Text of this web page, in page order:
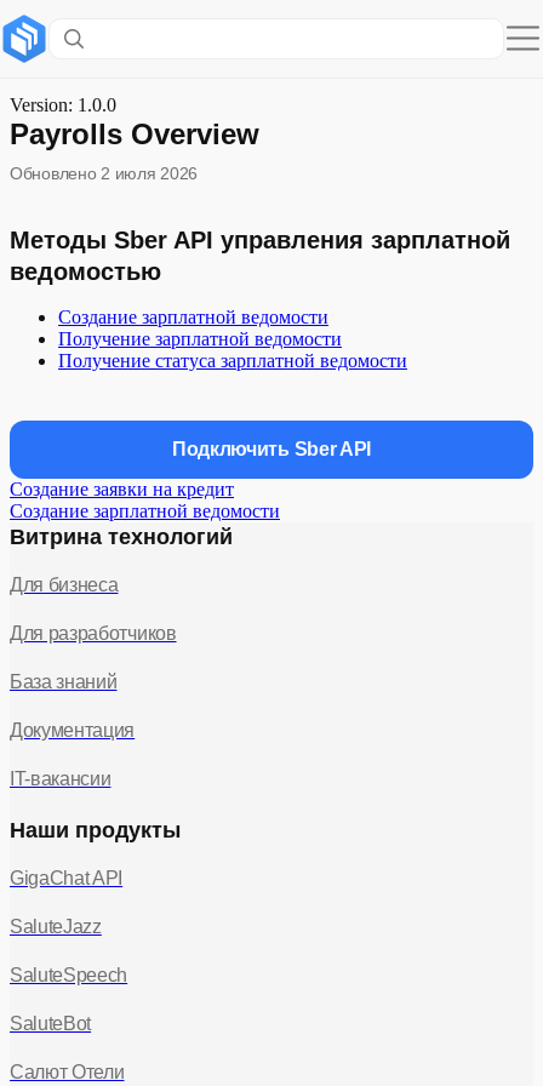
Методы Sber API управления зарплатной ведомостью
Version: 1.0.0
Payrolls Overview
Обновлено 2 июля 2026
Методы Sber API управления зарплатной
ведомостью
Создание зарплатной ведомости
Получение зарплатной ведомости
Получение статуса зарплатной ведомости
Подключить Sber API
Создание заявки на кредит
Создание зарплатной ведомости
Витрина технологий
Для бизнеса
Для разработчиков
База знаний
Документация
IT-вакансии
Наши продукты
GigaChat API
SaluteJazz
SaluteSpeech
SaluteBot
Салют Отели